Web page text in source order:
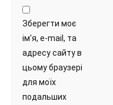
Зберегти моє
ім'я, e-mail, та
адресу сайту в
цьому браузері
для моїх
подальших